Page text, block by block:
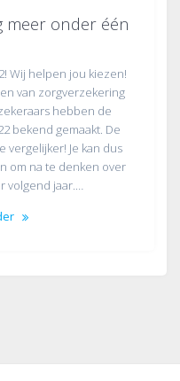
meer onder één
Wij helpen jou kiezen!
van zorgverzekering
hebben de
bekend gemaakt. De
vergelijker! Je kan dus
om na te denken over
jaar.…